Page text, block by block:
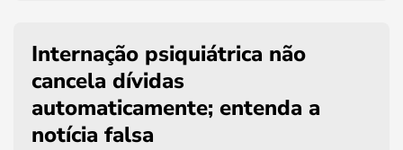
Internação psiquiátrica não
cancela dívidas
automaticamente; entenda a
notícia falsa